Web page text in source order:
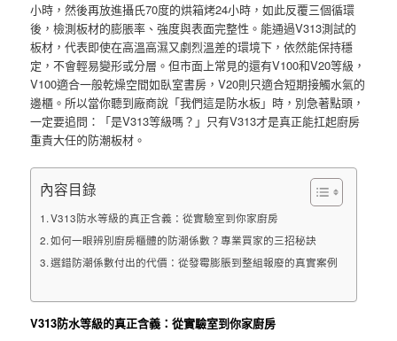
小時，然後再放進攝氏70度的烘箱烤24小時，如此反覆三個循環
後，檢測板材的膨脹率、強度與表面完整性。能通過V313測試的
板材，代表即使在高溫高濕又劇烈溫差的環境下，依然能保持穩
定，不會輕易變形或分層。但市面上常見的還有V100和V20等級，
V100適合一般乾燥空間如臥室書房，V20則只適合短期接觸水氣的
邊櫃。所以當你聽到廠商說「我們這是防水板」時，別急著點頭，
一定要追問：「是V313等級嗎？」只有V313才是真正能扛起廚房
重責大任的防潮板材。
內容目錄
V313防水等級的真正含義：從實驗室到你家廚房
如何一眼辨別廚房櫃體的防潮係數？專業買家的三招秘訣
選錯防潮係數付出的代價：從發霉膨脹到整組報廢的真實案例
V313防水等級的真正含義：從實驗室到你家廚房